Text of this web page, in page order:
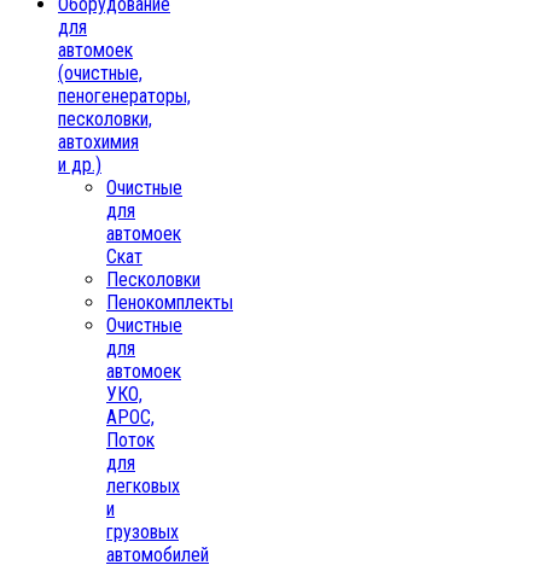
для
автомоек
(очистные,
пеногенераторы,
песколовки,
автохимия
и др.)
Очистные
для
автомоек
Скат
Песколовки
Пенокомплекты
Очистные
для
автомоек
УКО,
АРОС,
Поток
для
легковых
и
грузовых
автомобилей